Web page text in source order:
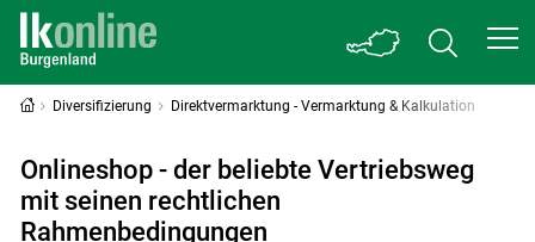
Diversifizierung Direktvermarktung - Vermarktung & Kalkulation
Onlineshop - der beliebte Vertriebsweg
mit seinen rechtlichen
Rahmenbedingungen